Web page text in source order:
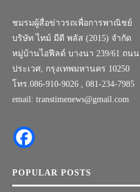
ชมรมผู้สื่อข่าวรถเพื่อการพาณิชย์
บริษัท ไทม์ มีดี พลัส (2015) จำกัด
หมู่บ้านไอฟีลด์ บางนา 239/61 ถน
ประเวศ, กรุงเทพมหานคร 10250
โทร.086-910-9026 , 081-234-7985
email: transtimenews@gmail.com
POPULAR POSTS